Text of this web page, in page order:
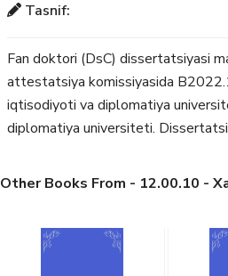
Tasnif:
Fan doktori (DsC) dissertatsiyasi
attestatsiya komissiyasida
iqtisodiyoti va diplomatiya
diplomatiya universiteti.
Other Books From - 12.00.10 -